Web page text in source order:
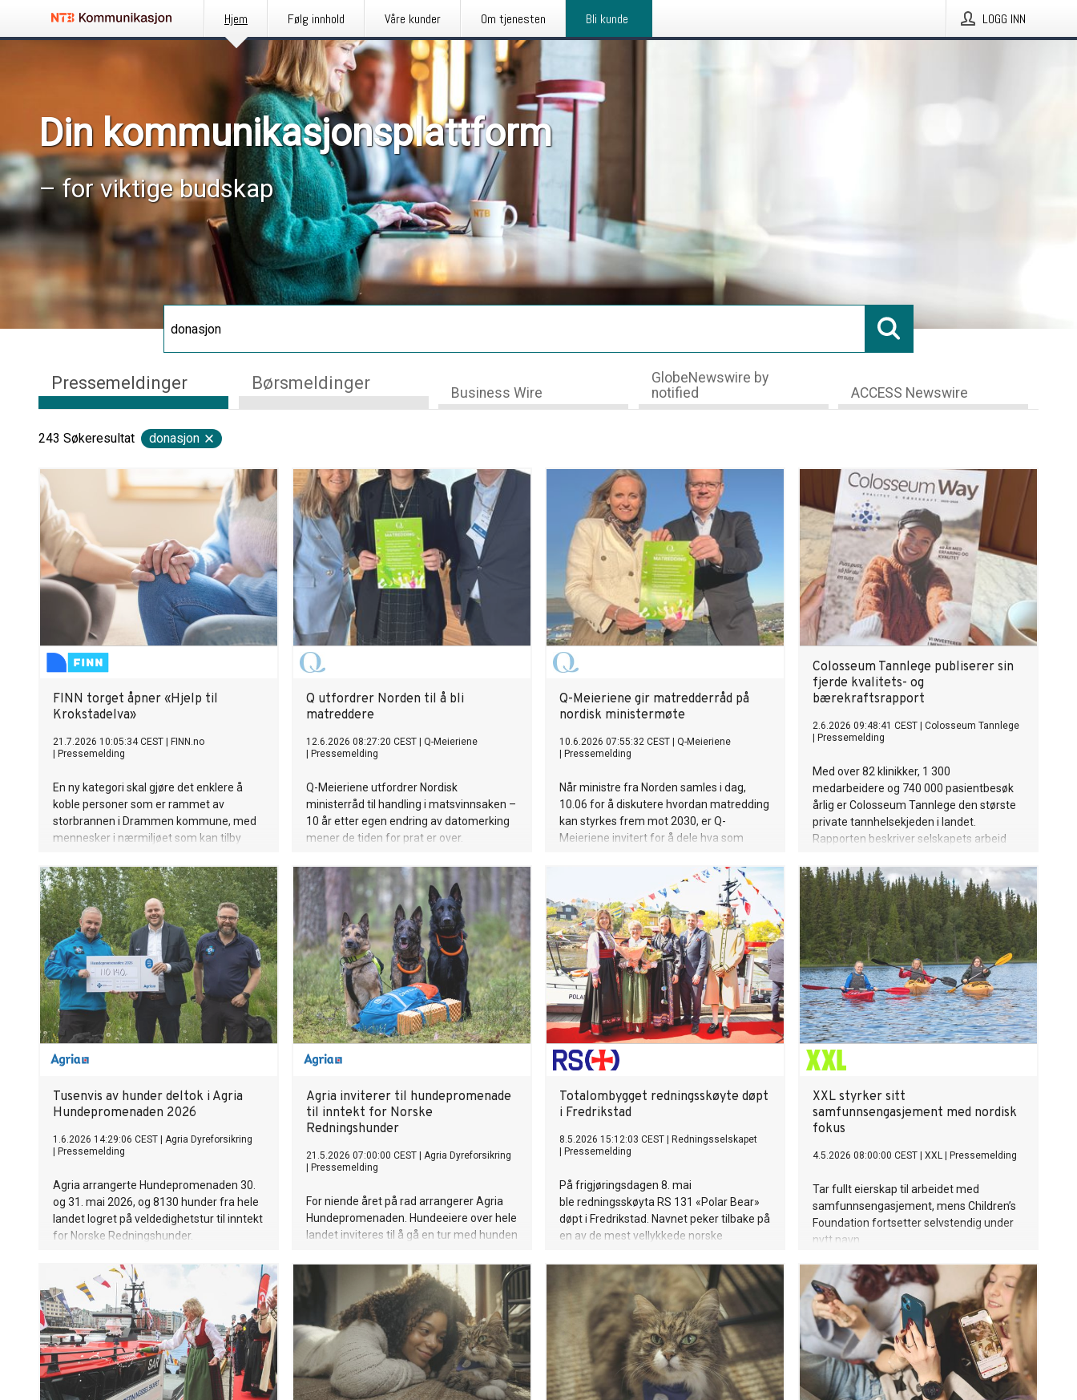
Hjem Følg innhold Våre kunder Om tjenesten Bli kunde LOGG INN
Din kommunikasjonsplattform
– for viktige budskap
Pressemeldinger Børsmeldinger Business Wire
GlobeNewswire by
notified
ACCESS Newswire
243 Søkeresultat donasjon
FINN torget åpner «Hjelp til
Krokstadelva»
21.7.2026 10:05:34 CEST
FINN.no
Pressemelding
En ny kategori skal gjøre det enklere å
koble personer som er rammet av
storbrannen i Drammen kommune, med
mennesker i nærmiljøet som kan tilby
Q utfordrer Norden til å bli
matreddere
12.6.2026 08:27:20 CEST
Q-Meieriene
Pressemelding
Q-Meieriene utfordrer Nordisk
ministerråd til handling i matsvinnsaken –
10 år etter egen endring av datomerking
mener de tiden for prat er over.
Q-Meieriene gir matredderråd på
nordisk ministermøte
10.6.2026 07:55:32 CEST
Q-Meieriene
Pressemelding
Når ministre fra Norden samles i dag,
10.06 for å diskutere hvordan matredding
kan styrkes frem mot 2030, er Q-
Meieriene invitert for å dele hva som
års erfaring med å gjøre matredding
enklere i hverdagen til folk – deler Q 10
konkrete råd til de nordiske ministerne.
Colosseum Tannlege publiserer sin
fjerde kvalitets- og
bærekraftsrapport
2.6.2026 09:48:41 CEST
Colosseum Tannlege
Pressemelding
Med over 82 klinikker, 1 300
medarbeidere og 740 000 pasientbesøk
årlig er Colosseum Tannlege den største
private tannhelsekjeden i landet.
Rapporten beskriver selskapets arbeid
Smiles, Healthy Planet, Healthy
People og Healthy Business.
Tusenvis av hunder deltok i Agria
Hundepromenaden 2026
1.6.2026 14:29:06 CEST
Agria Dyreforsikring
Pressemelding
Agria arrangerte Hundepromenaden 30.
og 31. mai 2026, og 8130 hunder fra hele
landet logret på veldedighetstur til inntekt
for Norske Redningshunder.
Agria inviterer til hundepromenade
til inntekt for Norske
Redningshunder
21.5.2026 07:00:00 CEST
Agria Dyreforsikring
Pressemelding
For niende året på rad arrangerer Agria
Hundepromenaden. Hundeeiere over hele
landet inviteres til å gå en tur med hunden
helgen 30.-31. mai 2026.
Totalombygget redningsskøyte døpt
i Fredrikstad
8.5.2026 15:12:03 CEST
Redningsselskapet
Pressemelding
På frigjøringsdagen 8. mai
ble redningsskøyta RS 131 «Polar Bear»
døpt i Fredrikstad. Navnet peker tilbake på
en av de mest vellykkede norske
verdenskrig.
XXL styrker sitt
samfunnsengasjement med nordisk
fokus
4.5.2026 08:00:00 CEST XXL Pressemelding
Tar fullt eierskap til arbeidet med
samfunnsengasjement, mens Children’s
Foundation fortsetter selvstendig under
nytt navn.